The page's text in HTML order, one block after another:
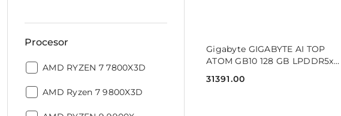
Procesor
Procesor:
AMD RYZEN 7 7800X3D
Procesor:
AMD Ryzen 7 9800X3D
Gigabyte GIGABYTE AI TOP
ATOM GB10 128 GB LPDDR5x-
OS Mini PC Czarny
Cena:
31391.00